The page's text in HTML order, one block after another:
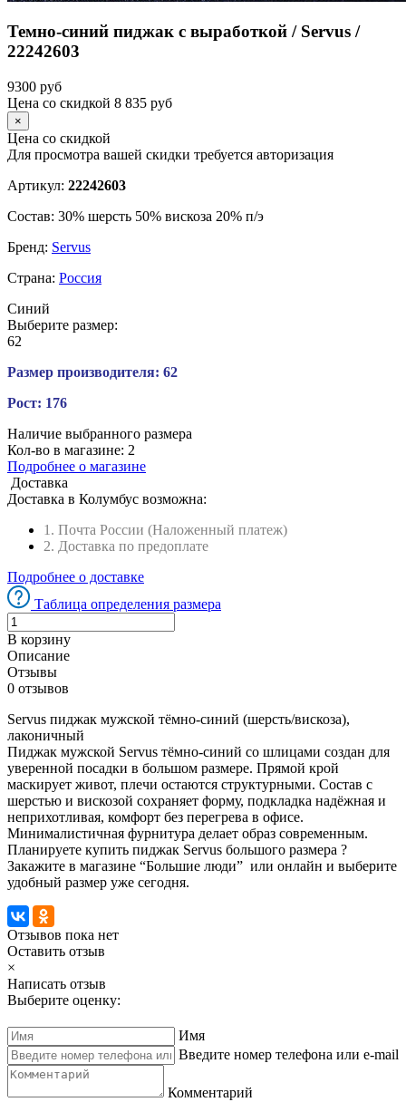
Темно-синий пиджак с выработкой / Servus /
22242603
9300 руб
Цена со скидкой 8 835 руб
×
Цена со скидкой
Для просмотра вашей скидки требуется авторизация
Артикул: 22242603
Состав: 30% шерсть 50% вискоза 20% п/э
Бренд: Servus
Страна: Россия
Синий
Выберите размер:
62
Размер производителя: 62
Рост: 176
Наличие выбранного размера
Кол-во в магазине: 2
Подробнее о магазине
Доставка
Доставка в Колумбус возможна:
1. Почта России (Наложенный платеж)
2. Доставка по предоплате
Подробнее о доставке
Таблица определения размера
В корзину
Описание
Отзывы
0 отзывов
Servus пиджак мужской тёмно-синий (шерсть/вискоза),
лаконичный
Пиджак мужской Servus тёмно-синий со шлицами создан для
уверенной посадки в большом размере. Прямой крой
маскирует живот, плечи остаются структурными. Состав с
шерстью и вискозой сохраняет форму, подкладка надёжная и
неприхотливая, комфорт без перегрева в офисе.
Минималистичная фурнитура делает образ современным.
Планируете купить пиджак Servus большого размера ?
Закажите в магазине “Большие люди” или онлайн и выберите
удобный размер уже сегодня.
Отзывов пока нет
Оставить отзыв
×
Написать отзыв
Выберите оценку:
Имя
Введите номер телефона или e-mail
Комментарий